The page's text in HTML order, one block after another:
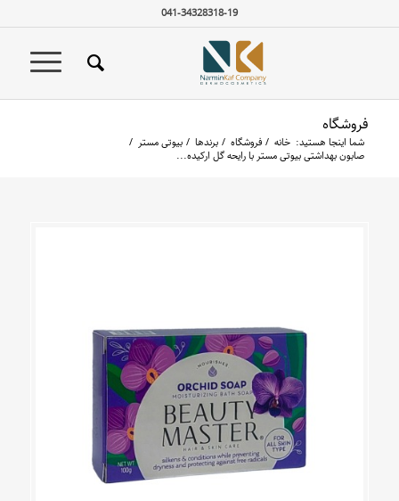
041-34328318-19
فروشگاه
شما اینجا هستید: خانه / فروشگاه / برندها / بیوتی مستر /
صابون بهداشتی بیوتی مستر با رایحه گل ارکیده...